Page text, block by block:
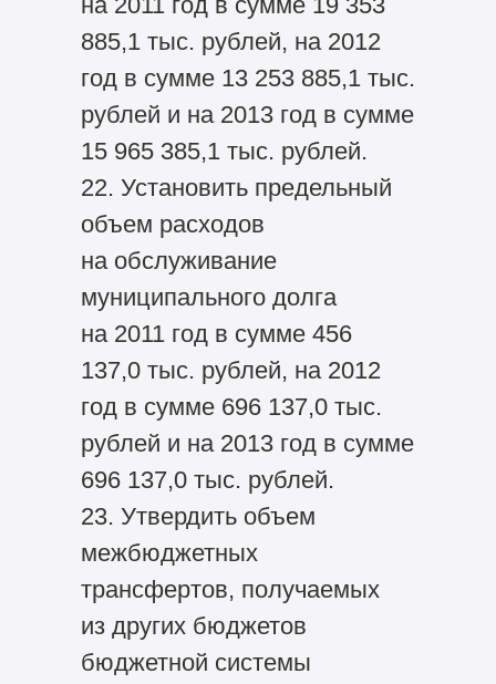
885,1 тыс. рублей, на 2012
год в сумме 13 253 885,1 тыс.
рублей и на 2013 год в сумме
15 965 385,1 тыс. рублей.
22. Установить предельный
объем расходов
на обслуживание
муниципального долга
на 2011 год в сумме 456
137,0 тыс. рублей, на 2012
год в сумме 696 137,0 тыс.
рублей и на 2013 год в сумме
696 137,0 тыс. рублей.
23. Утвердить объем
межбюджетных
трансфертов, получаемых
из других бюджетов
бюджетной системы